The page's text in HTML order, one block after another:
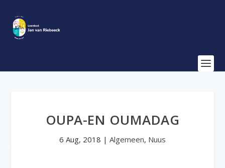
OUPA-EN OUMADAG
6 Aug, 2018 | Algemeen, Nuus